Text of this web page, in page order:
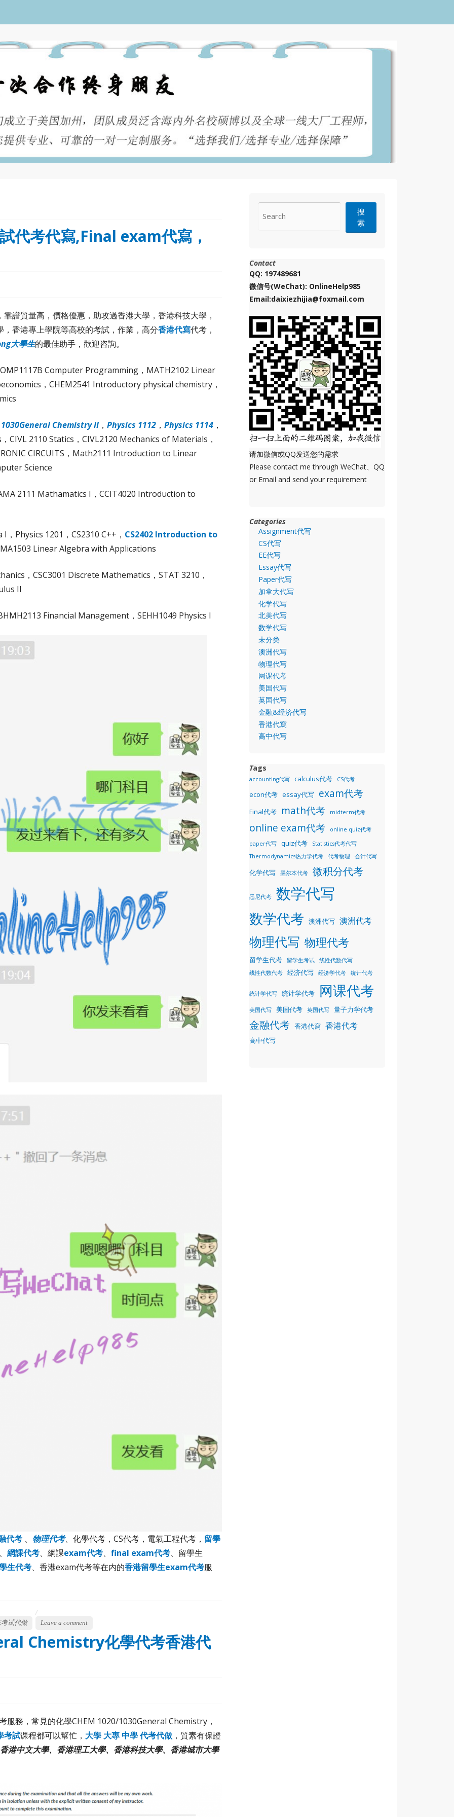
代考代寫,Final exam代寫，
譜質量高，價格優惠，助攻過香港大學，香港科技大學，
香港專上學院等高校的考試，作業，高分香港代寫代考，
大學生的最佳助手，歡迎咨詢。
Computer Programming，MATH2102 Linear
，CHEM2541 Introductory physical chemistry，
1030General Chemistry II， Physics 1112 ， Physics 1114 ，
2110 Statics，CIVL2120 Mechanics of Materials，
CIRCUITS，Math2111 Introduction to Linear
Science
2111 Mathamatics I，CCIT4020 Introduction to
Physics 1201，CS2310 C++， CS2402 Introduction to
Linear Algebra with Applications
，CSC3001 Discrete Mathematics，STAT 3210，
II
Financial Management，SEHH1049 Physics I
代考 、 物理代考、化學代考，CS代考，電氣工程代考， 留學
網課代考、網課exam代考、 final exam代考、留學生
生代考、香港exam代考等在内的香港留學生exam代考服
试代做 Leave a comment
Chemistry化學代考香港代
服務，常見的化學CHEM 1020/1030General Chemistry，
考試课程都可以幫忙， 大學 大專 中學 代考代做 ，質素有保證
港中文大學、香港理工大學、香港科技大學、香港城市大學
搜
索
Contact
QQ: 197489681
微信号(WeChat): OnlineHelp985
Email:daixiezhijia@foxmail.com
请加微信或QQ发送您的需求
Please contact me through WeChat、QQ
or Email and send your requirement
Categories
Assignment代写
CS代写
EE代写
Essay代写
Paper代写
加拿大代写
化学代写
北美代写
数学代写
未分类
澳洲代写
物理代写
网课代考
美国代写
英国代写
金融&经济代写
香港代寫
高中代写
Tags
accounting代写 calculus代考 CS代考
econ代考 essay代写 exam代考
Final代考 math代考 midterm代考
online exam代考
online quiz代考
paper代写
quiz代考
Statistics代考代写
Thermodynamics热力学代考
代考物理 会计代写
化学代写 墨尔本代考 微积分代考
悉尼代考 数学代写
数学代考 澳洲代写 澳洲代考
物理代写 物理代考
留学生代考 留学生考试
线性代数代写
线性代数代考
经济代写 经济学代考 统计代考
统计学代写 统计学代考 网课代考
美国代写 美国代考 英国代写 量子力学代考
金融代考 香港代寫 香港代考
高中代写